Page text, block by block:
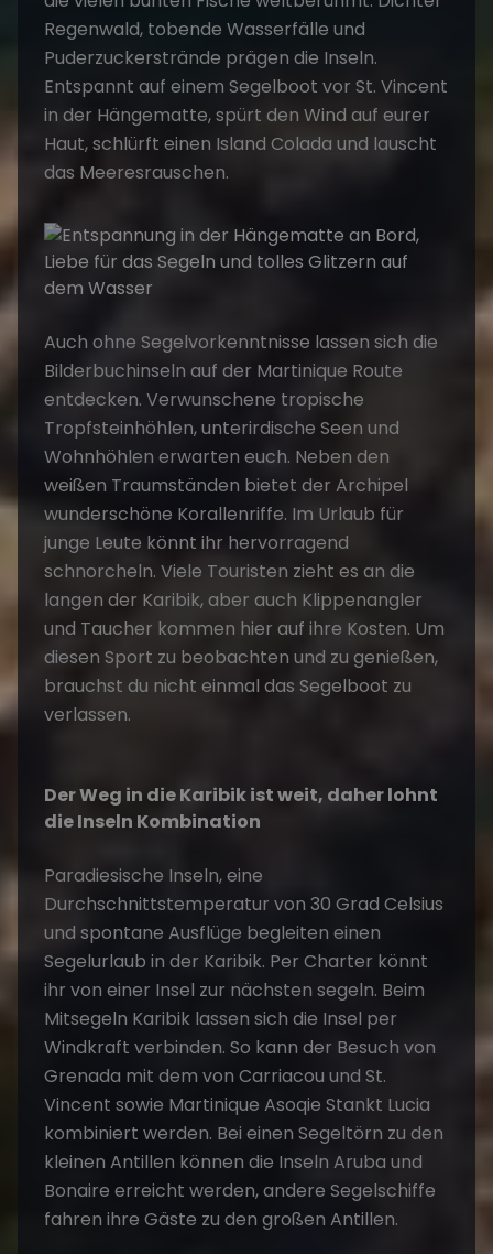
Regenwald, tobende Wasserfälle und
Puderzuckerstrände prägen die Inseln.
Entspannt auf einem Segelboot vor St. Vincent
in der Hängematte, spürt den Wind auf eurer
Haut, schlürft einen Island Colada und lauscht
das Meeresrauschen.
Auch ohne Segelvorkenntnisse lassen sich die
Bilderbuchinseln auf der Martinique Route
entdecken. Verwunschene tropische
Tropfsteinhöhlen, unterirdische Seen und
Wohnhöhlen erwarten euch. Neben den
weißen Traumständen bietet der Archipel
wunderschöne Korallenriffe. Im Urlaub für
junge Leute könnt ihr hervorragend
schnorcheln. Viele Touristen zieht es an die
langen der Karibik, aber auch Klippenangler
und Taucher kommen hier auf ihre Kosten. Um
diesen Sport zu beobachten und zu genießen,
brauchst du nicht einmal das Segelboot zu
verlassen.
Der Weg in die Karibik ist weit, daher lohnt
die Inseln Kombination
Paradiesische Inseln, eine
Durchschnittstemperatur von 30 Grad Celsius
und spontane Ausflüge begleiten einen
Segelurlaub in der Karibik. Per Charter könnt
ihr von einer Insel zur nächsten segeln. Beim
Mitsegeln Karibik lassen sich die Insel per
Windkraft verbinden. So kann der Besuch von
Grenada mit dem von Carriacou und St.
Vincent sowie Martinique Asoqie Stankt Lucia
kombiniert werden. Bei einen Segeltörn zu den
kleinen Antillen können die Inseln Aruba und
Bonaire erreicht werden, andere Segelschiffe
fahren ihre Gäste zu den großen Antillen.